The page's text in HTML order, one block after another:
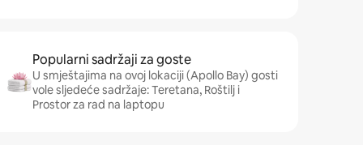
Popularni sadržaji za goste
U smještajima na ovoj lokaciji (Apollo Bay) gosti
vole sljedeće sadržaje: Teretana, Roštilj i
Prostor za rad na laptopu